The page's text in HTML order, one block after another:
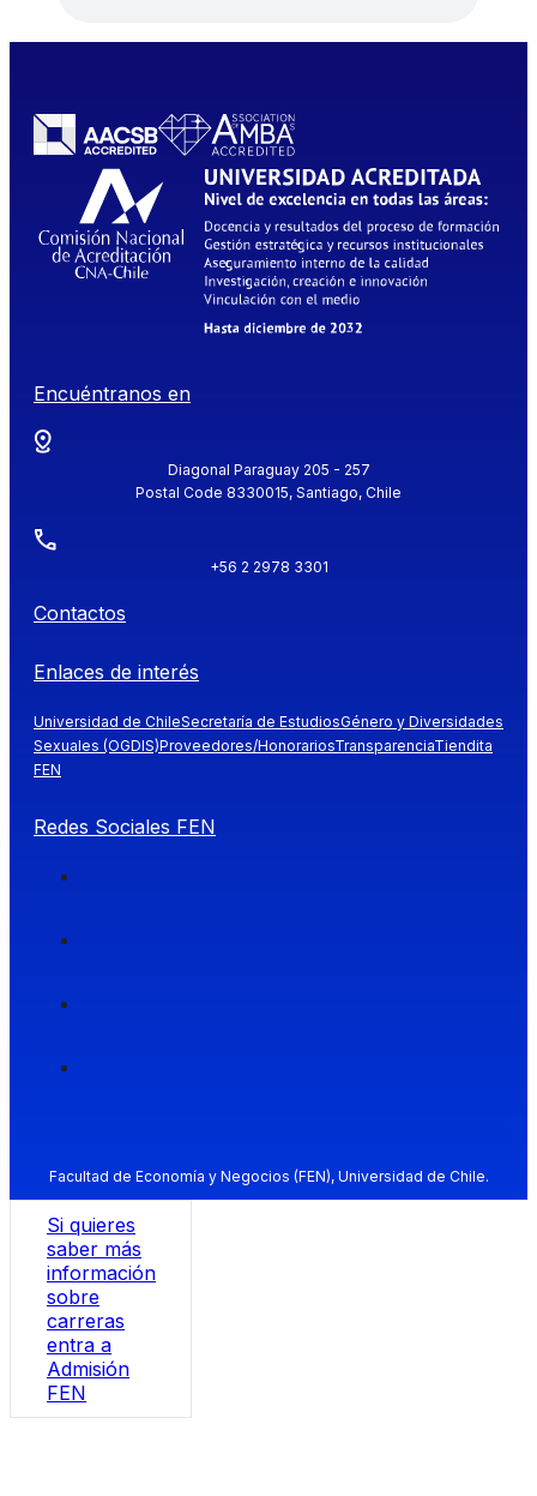
Encuéntranos en
Diagonal Paraguay 205 - 257
Postal Code 8330015, Santiago, Chile
+56 2 2978 3301
Contactos
Enlaces de interés
Universidad de ChileSecretaría de EstudiosGénero y Diversidades
Sexuales (OGDIS)Proveedores/HonorariosTransparenciaTiendita
FEN
Redes Sociales FEN
Facultad de Economía y Negocios (FEN), Universidad de Chile.
Si quieres
saber más
información
sobre
carreras
entra a
Admisión
FEN